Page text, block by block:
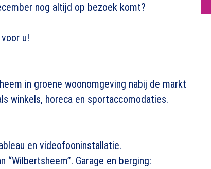
nog altijd op bezoek komt?
u!
in groene woonomgeving nabij de markt
winkels, horeca en sportaccomodaties.
en videofooninstallatie.
Garage en berging: